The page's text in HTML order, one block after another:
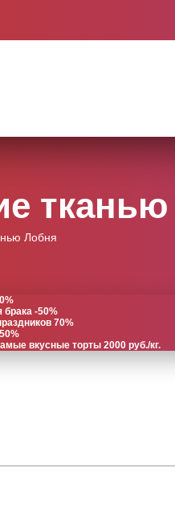
Лобня
брака -50%
70%
вкусные торты 2000 руб./кг.